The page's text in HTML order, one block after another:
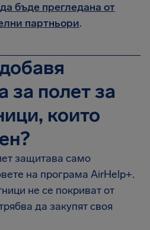
бъде прегледана от
партньори.
за полет за
които
защитава само
на програма AirHelp+.
не се покриват от
да закупят своя